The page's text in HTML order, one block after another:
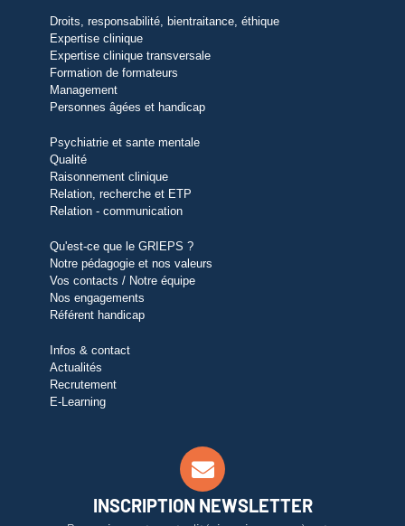
Droits, responsabilité, bientraitance, éthique
Expertise clinique
Expertise clinique transversale
Formation de formateurs
Management
Personnes âgées et handicap
Psychiatrie et sante mentale
Qualité
Raisonnement clinique
Relation, recherche et ETP
Relation - communication
Qu'est-ce que le GRIEPS ?
Notre pédagogie et nos valeurs
Vos contacts / Notre équipe
Nos engagements
Référent handicap
Infos & contact
Actualités
Recrutement
E-Learning
INSCRIPTION NEWSLETTER